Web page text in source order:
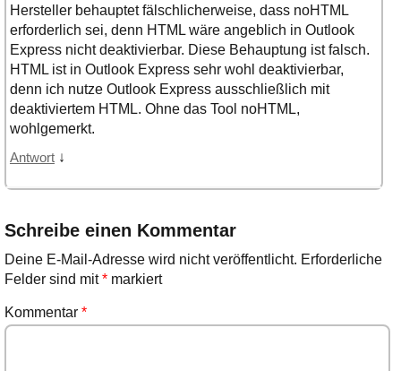
Hersteller behauptet fälschlicherweise, dass noHTML
erforderlich sei, denn HTML wäre angeblich in Outlook
Express nicht deaktivierbar. Diese Behauptung ist falsch.
HTML ist in Outlook Express sehr wohl deaktivierbar,
denn ich nutze Outlook Express ausschließlich mit
deaktiviertem HTML. Ohne das Tool noHTML,
wohlgemerkt.
Antwort ↓
Schreibe einen Kommentar
Deine E-Mail-Adresse wird nicht veröffentlicht. Erforderliche
Felder sind mit*markiert
Kommentar *